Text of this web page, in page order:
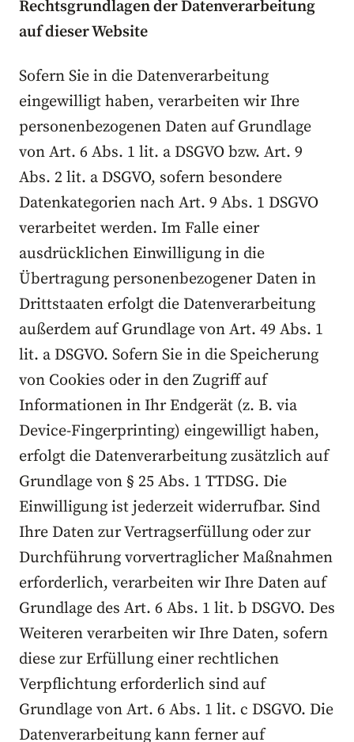
Rechtsgrundlagen der Datenverarbeitung
auf dieser Website
Sofern Sie in die Datenverarbeitung
eingewilligt haben, verarbeiten wir Ihre
personenbezogenen Daten auf Grundlage
von Art. 6 Abs. 1 lit. a DSGVO bzw. Art. 9
Abs. 2 lit. a DSGVO, sofern besondere
Datenkategorien nach Art. 9 Abs. 1 DSGVO
verarbeitet werden. Im Falle einer
ausdrücklichen Einwilligung in die
Übertragung personenbezogener Daten in
Drittstaaten erfolgt die Datenverarbeitung
außerdem auf Grundlage von Art. 49 Abs. 1
lit. a DSGVO. Sofern Sie in die Speicherung
von Cookies oder in den Zugriff auf
Informationen in Ihr Endgerät (z. B. via
Device-Fingerprinting) eingewilligt haben,
erfolgt die Datenverarbeitung zusätzlich auf
Grundlage von § 25 Abs. 1 TTDSG. Die
Einwilligung ist jederzeit widerrufbar. Sind
Ihre Daten zur Vertragserfüllung oder zur
Durchführung vorvertraglicher Maßnahmen
erforderlich, verarbeiten wir Ihre Daten auf
Grundlage des Art. 6 Abs. 1 lit. b DSGVO. Des
Weiteren verarbeiten wir Ihre Daten, sofern
diese zur Erfüllung einer rechtlichen
Verpflichtung erforderlich sind auf
Grundlage von Art. 6 Abs. 1 lit. c DSGVO. Die
Datenverarbeitung kann ferner auf